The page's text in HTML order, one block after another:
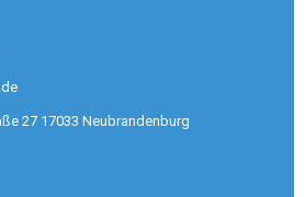
27 17033 Neubrandenburg